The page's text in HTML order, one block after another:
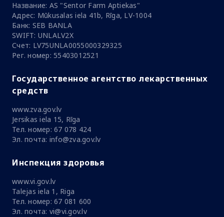
Название: AS "Sentor Farm Aptiekas"
Адрес: Mūkusalas iela 41b, Rīga, LV-1004
Банк: SEB BANLA
SWIFT: UNLALV2X
Счет: LV75UNLA0055000329325
Рег. номер: 55403012521
Государственное агентство лекарственных
средств
www.zva.gov.lv
Jersikas iela 15, Rīga
Тел. номер: 67 078 424
Эл. почта: info@zva.gov.lv
Инспекция здоровья
www.vi.gov.lv
Talejas iela 1, Riga
Тел. номер: 67 081 600
Эл. почта: vi@vi.gov.lv